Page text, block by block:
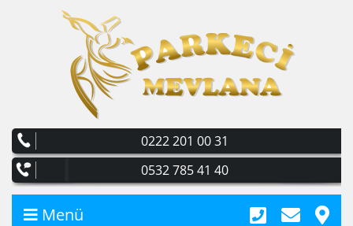
0222 201 00 31
0532 785 41 40
Menü